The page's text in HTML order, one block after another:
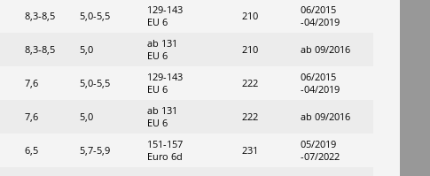
8,3-8,5 5,0-5,5
129-143
EU 6
210
06/2015
-04/2019
8,3-8,5 5,0
ab 131
EU 6
210 ab 09/2016
7,6 5,0-5,5
129-143
EU 6
222
06/2015
-04/2019
7,6 5,0
ab 131
EU 6
222 ab 09/2016
6,5 5,7-5,9
151-157
Euro 6d
231
05/2019
-07/2022